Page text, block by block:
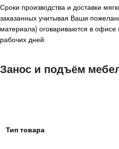
Сроки производства и доставки
заказанных учитывая Ваши
материала) оговариваются в
рабочих дней.
Занос и подъём
Тип товара